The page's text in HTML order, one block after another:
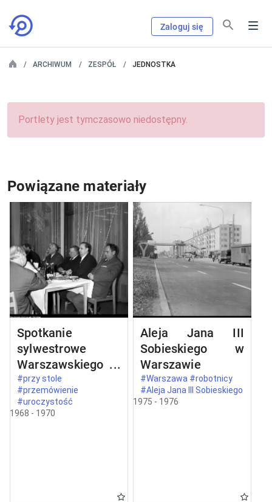
Zaloguj się
ARCHIWUM ZESPÓŁ JEDNOSTKA
Portlety jest tymczasowo niedostępny.
Powiązane materiały
Spotkanie
sylwestrowe
Warszawskiego
Komitetu
Zjednoczonego
Stronnictwa
#przy stole
#przemówienie
#uroczystość
1968 - 1970
Aleja Jana III
Sobieskiego w
Warszawie
#Warszawa #robotnicy
#Aleja Jana III Sobieskiego
1975 - 1976